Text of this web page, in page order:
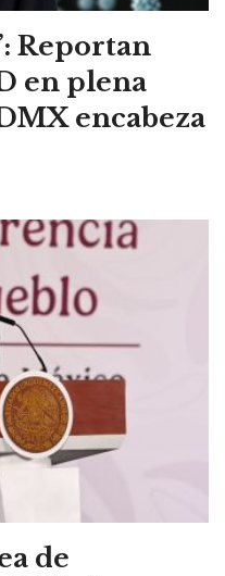
Reportan
en plena
encabeza
de